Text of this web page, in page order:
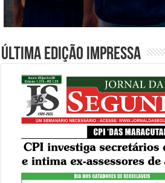
Última edição impressa